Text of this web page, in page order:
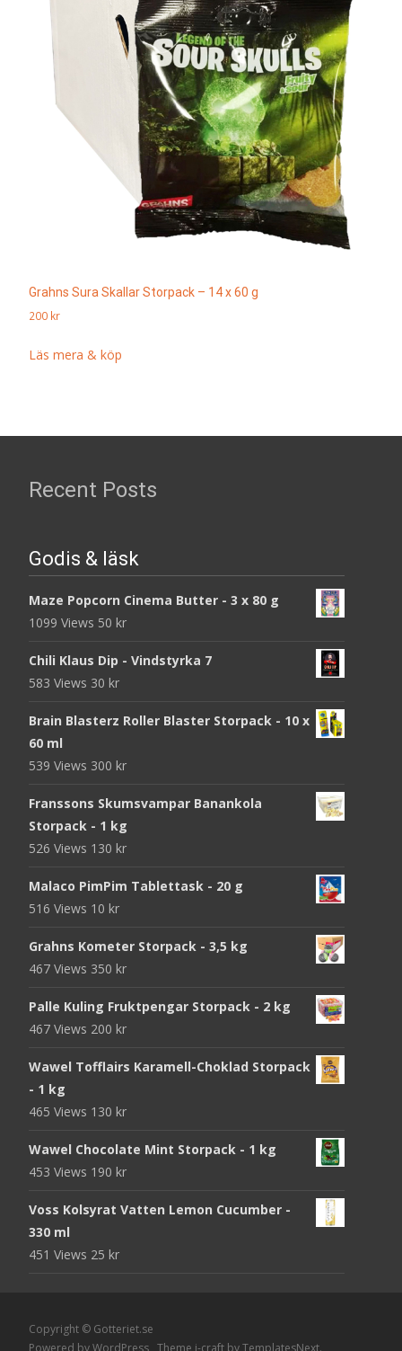
Grahns Sura Skallar Storpack – 14 x 60 g
200 kr
Läs mera & köp
Recent Posts
Godis & läsk
Maze Popcorn Cinema Butter - 3 x 80 g
1099 Views 50 kr
Chili Klaus Dip - Vindstyrka 7
583 Views 30 kr
Brain Blasterz Roller Blaster Storpack - 10 x
60 ml
539 Views 300 kr
Franssons Skumsvampar Banankola
Storpack - 1 kg
526 Views 130 kr
Malaco PimPim Tablettask - 20 g
516 Views 10 kr
Grahns Kometer Storpack - 3,5 kg
467 Views 350 kr
Palle Kuling Fruktpengar Storpack - 2 kg
467 Views 200 kr
Wawel Tofflairs Karamell-Choklad Storpack
- 1 kg
465 Views 130 kr
Wawel Chocolate Mint Storpack - 1 kg
453 Views 190 kr
Voss Kolsyrat Vatten Lemon Cucumber -
330 ml
451 Views 25 kr
Copyright © Gotteriet.se
Powered by WordPress , Theme i-craft by TemplatesNext.